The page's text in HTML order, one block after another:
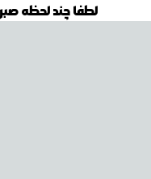
لطفا چند لحظه